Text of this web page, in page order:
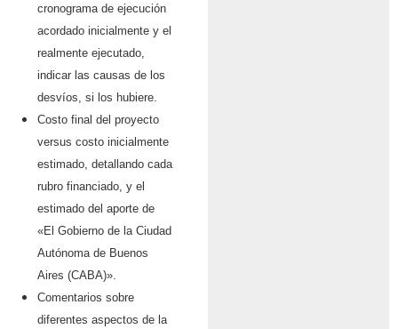
cronograma de ejecución
acordado inicialmente y el
realmente ejecutado,
indicar las causas de los
desvíos, si los hubiere.
Costo final del proyecto
versus costo inicialmente
estimado, detallando cada
rubro financiado, y el
estimado del aporte de
«El Gobierno de la Ciudad
Autónoma de Buenos
Aires (CABA)».
Comentarios sobre
diferentes aspectos de la